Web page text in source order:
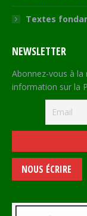
Textes
NEWSLETTER
Abonnez-vous à
information sur la
NOUS ÉCRIRE